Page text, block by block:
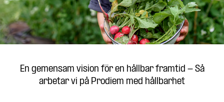
En gemensam vision för en hållbar framtid - Så
arbetar vi på Prodiem med hållbarhet